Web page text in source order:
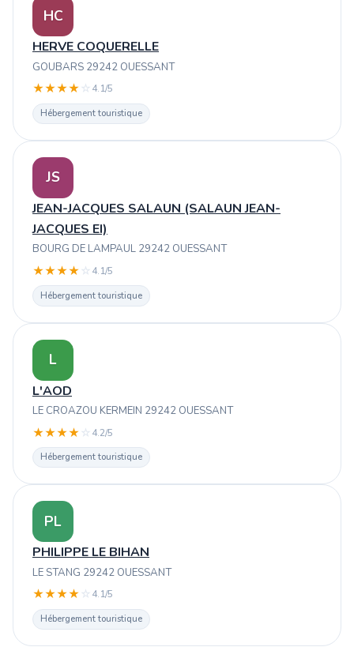
HC
HERVE COQUERELLE
GOUBARS 29242 OUESSANT
★★★★ ☆ 4.1/5
Hébergement touristique
JS
JEAN-JACQUES SALAUN (SALAUN JEAN-
JACQUES EI)
BOURG DE LAMPAUL 29242 OUESSANT
★★★★ ☆ 4.1/5
Hébergement touristique
L
L'AOD
LE CROAZOU KERMEIN 29242 OUESSANT
★★★★ ☆ 4.2/5
Hébergement touristique
PL
PHILIPPE LE BIHAN
LE STANG 29242 OUESSANT
★★★★ ☆ 4.1/5
Hébergement touristique